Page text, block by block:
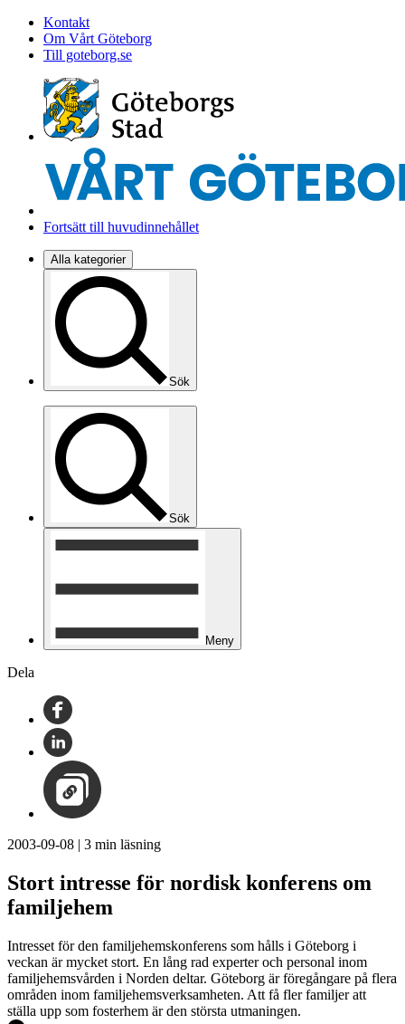
Kontakt
Om Vårt Göteborg
Till goteborg.se
Fortsätt till huvudinnehållet
Alla kategorier
Sök
Sök
Meny
Dela
2003-09-08 | 3 min läsning
Stort intresse för nordisk konferens om
familjehem
Intresset för den familjehemskonferens som hålls i Göteborg i
veckan är mycket stort. En lång rad experter och personal inom
familjehemsvården i Norden deltar. Göteborg är föregångare på flera
områden inom familjehemsverksamheten. Att få fler familjer att
ställa upp som fosterhem är den största utmaningen.